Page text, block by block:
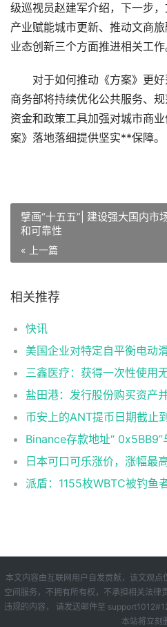
级巡视员赵建军介绍，下一步
产业赋能城市更新、推动文商
业态创新三个方面推进相关工作
对于如何推动《方案》更好
商务部将持续优化公共服务、
资金和政策工具加强对城市商
案》落地落细提供坚实**保障。
擘画“十五五”| 建设强大国内市
和可靠性
« 上一篇
相关推荐
快讯
币安上的ANT提币日期截止
Binance存款地址“
日本可口可乐涨价，涨幅最
派盾：1155枚WBTC被钓鱼
本文内容由互联网用户自发贡献，该文观
空间服务，不拥有所有权，不承担相关法律
违规的内容， 请发送邮件至
本站将立刻